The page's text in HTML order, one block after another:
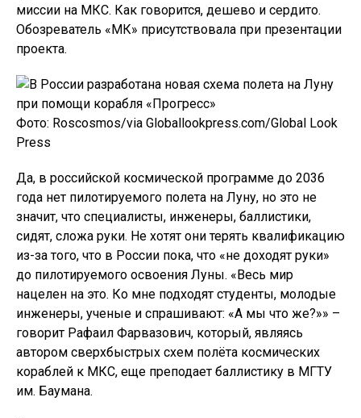
миссии на МКС. Как говорится, дешево и сердито.
Обозреватель «МК» присутствовала при презентации
проекта.
Фото: Roscosmos/via Globallookpress.com/Global Look
Press
Да, в российской космической программе до 2036
года нет пилотируемого полета на Луну, но это не
значит, что специалисты, инженеры, баллистики,
сидят, сложа руки. Не хотят они терять квалификацию
из-за того, что в России пока, что «не доходят руки»
до пилотируемого освоения Луны. «Весь мир
нацелен на это. Ко мне подходят студенты, молодые
инженеры, ученые и спрашивают: «А мы что же?»» –
говорит Рафаил Фарвазович, который, являясь
автором сверхбыстрых схем полёта космических
кораблей к МКС, еще преподает баллистику в МГТУ
им. Баумана.